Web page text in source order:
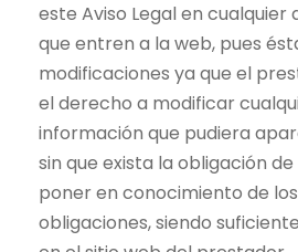
este Aviso Legal en cualquier
que entren a la web, pues
modificaciones ya que el
el derecho a modificar
información que pudiera
sin que exista la obligación
poner en conocimiento de
obligaciones, siendo